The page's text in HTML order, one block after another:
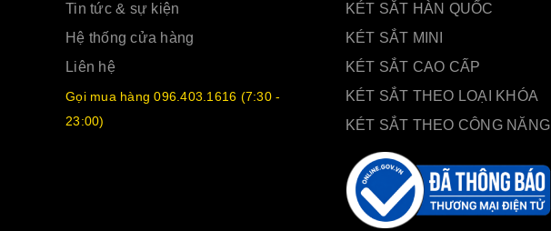
Tin tức & sự kiện
Hệ thống cửa hàng
Liên hệ
Gọi mua hàng 096.403.1616 (7:30 -
23:00)
KÉT SẮT HÀN QUỐC
KÉT SẮT MINI
KÉT SẮT CAO CẤP
KÉT SẮT THEO LOẠI KHÓA
KÉT SẮT THEO CÔNG NĂNG